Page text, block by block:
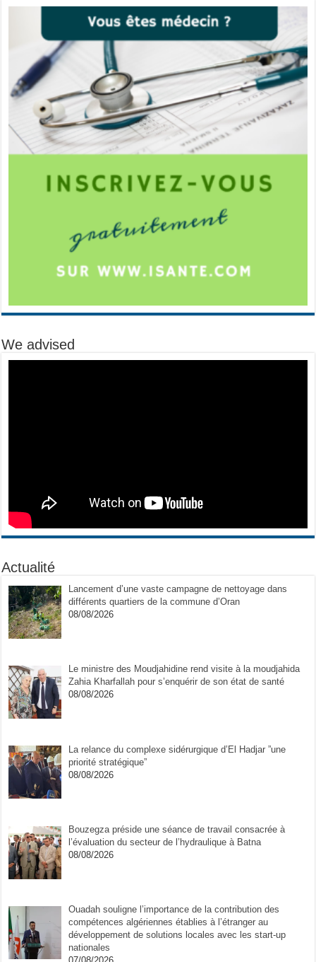
We advised
Actualité
Lancement d’une vaste campagne de nettoyage dans
différents quartiers de la commune d’Oran
08/08/2026
Le ministre des Moudjahidine rend visite à la moudjahida
Zahia Kharfallah pour s’enquérir de son état de santé
08/08/2026
La relance du complexe sidérurgique d’El Hadjar ”une
priorité stratégique”
08/08/2026
Bouzegza préside une séance de travail consacrée à
l’évaluation du secteur de l’hydraulique à Batna
08/08/2026
Ouadah souligne l’importance de la contribution des
compétences algériennes établies à l’étranger au
développement de solutions locales avec les start-up
nationales